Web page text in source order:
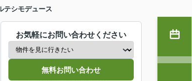
シモデュース
お気軽にお問い合わせください
無料お問い合わせ